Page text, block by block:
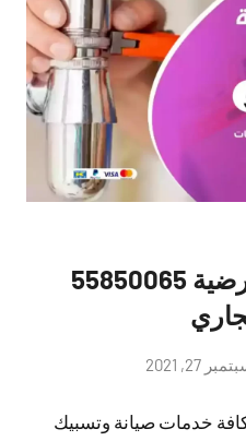
سباك فني صحي العارضية 55850065
27, 2021
تعليقات
خدمات صيانة وتسبيك